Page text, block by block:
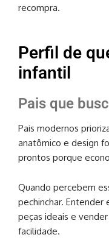
recompra.
Perfil de
infantil
Pais que
Pais modernos
anatômico e design
prontos porque
Quando percebem
pechinchar. Entender
peças ideais e
facilidade.